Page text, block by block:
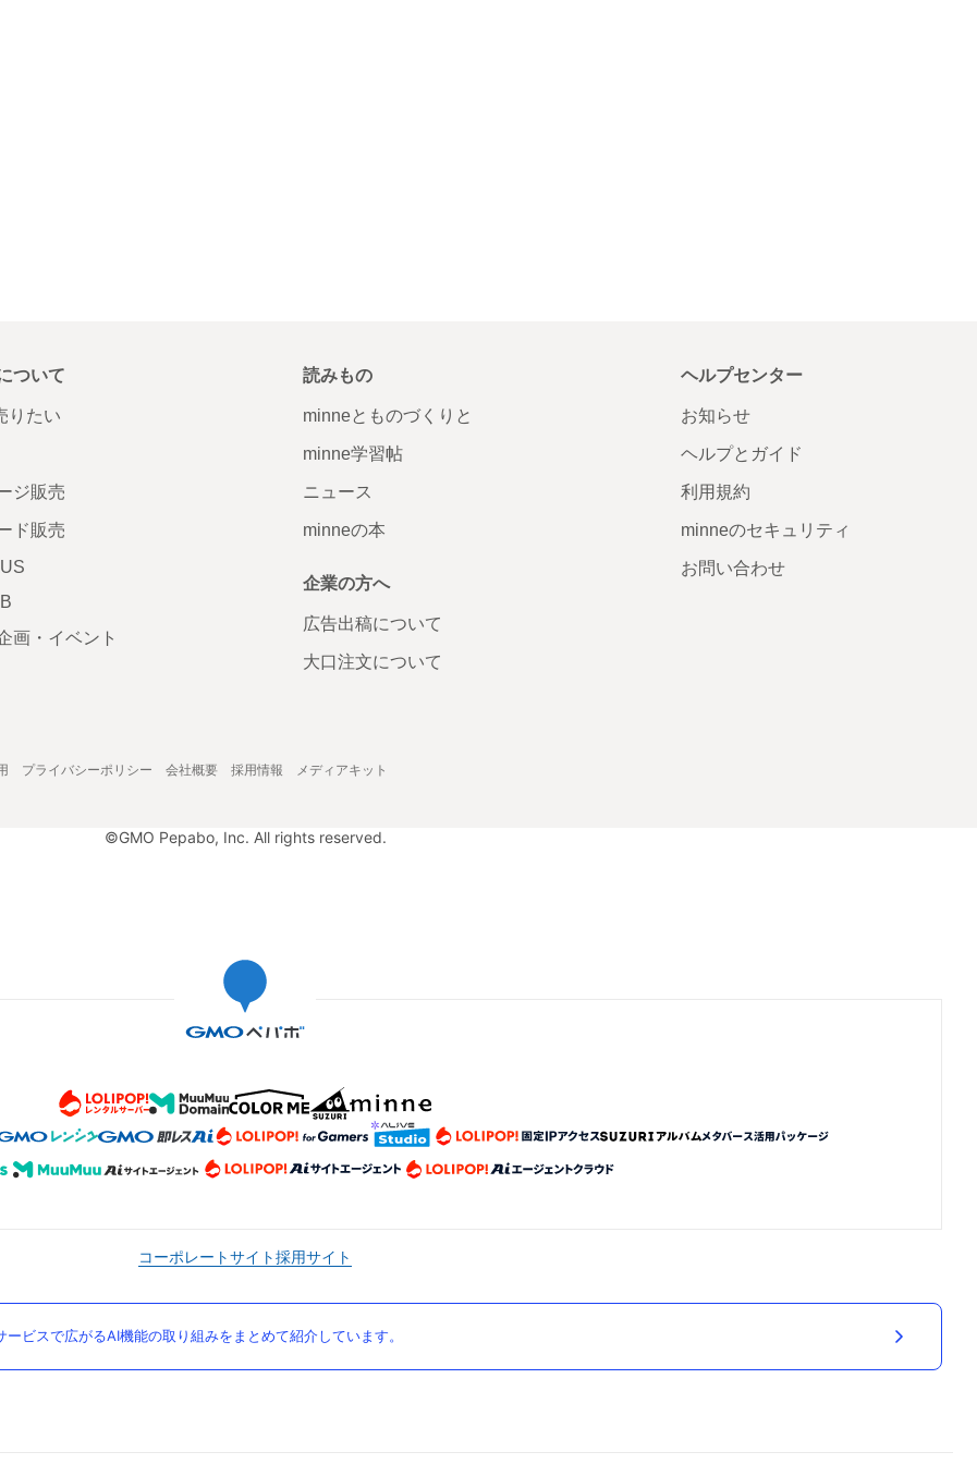
ついて
りたい
ジ販売
ド販売
画・イベント
読みもの
minneとものづくりと
minne学習帖
ニュース
minneの本
企業の方へ
広告出稿について
大口注文について
ヘルプセンター
お知らせ
ヘルプとガイド
利用規約
minneのセキュリティ
お問い合わせ
プライバシーポリシー 会社概要 採用情報 メディアキット
©GMO Pepabo, Inc. All rights reserved.
コーポレートサイト採用サイト
ビスで広がるAI機能の取り組みをまとめて紹介しています。